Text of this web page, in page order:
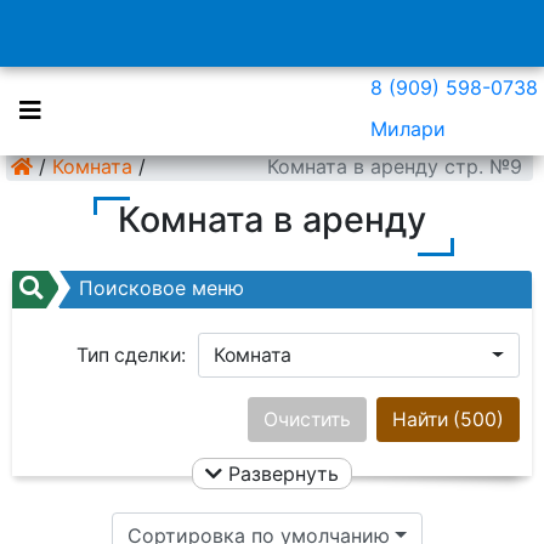
8 (909) 598-0738
Милари
/ Комната / Комната в аренду стр. №9
Комната в аренду
Поисковое меню
Тип сделки: Комната
Ничего не выбрано
Цена:
Найти (500)
Очистить
Развернуть
Сортировка по умолчанию